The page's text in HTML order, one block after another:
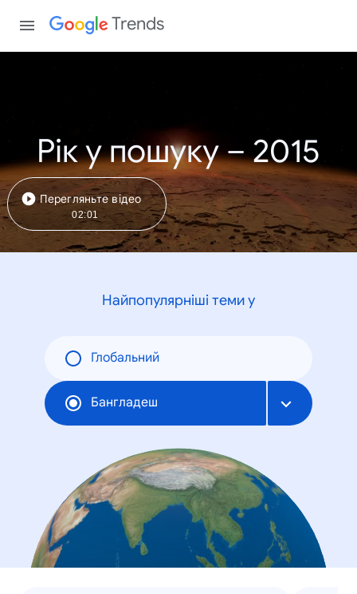
Trends
Рік у пошуку – 2015
Перегляньте відео
02:01
Найпопулярніші теми у
Глобальний
Бангладеш